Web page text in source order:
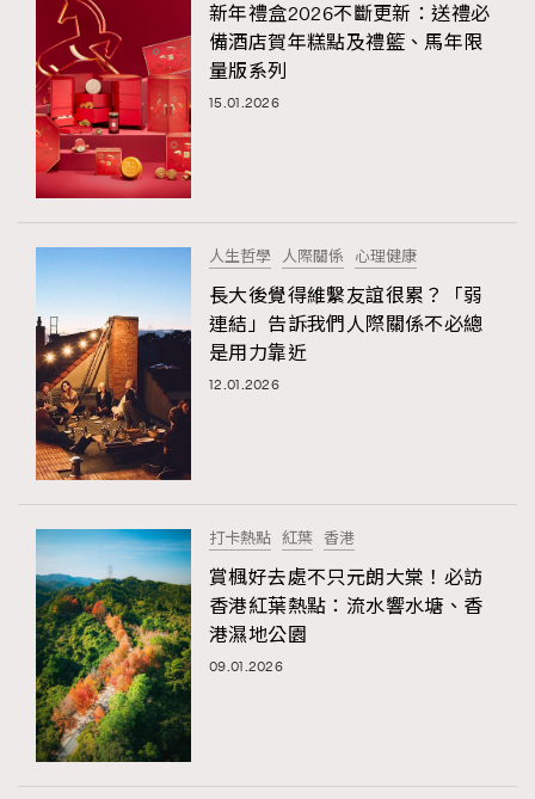
新年禮盒2026不斷更新：送禮必
備酒店賀年糕點及禮籃、馬年限
量版系列
15.01.2026
人生哲學 人際關係 心理健康
長大後覺得維繫友誼很累？「弱
連結」告訴我們人際關係不必總
是用力靠近
12.01.2026
打卡熱點 紅葉 香港
賞楓好去處不只元朗大棠！必訪
香港紅葉熱點：流水響水塘、香
港濕地公園
09.01.2026